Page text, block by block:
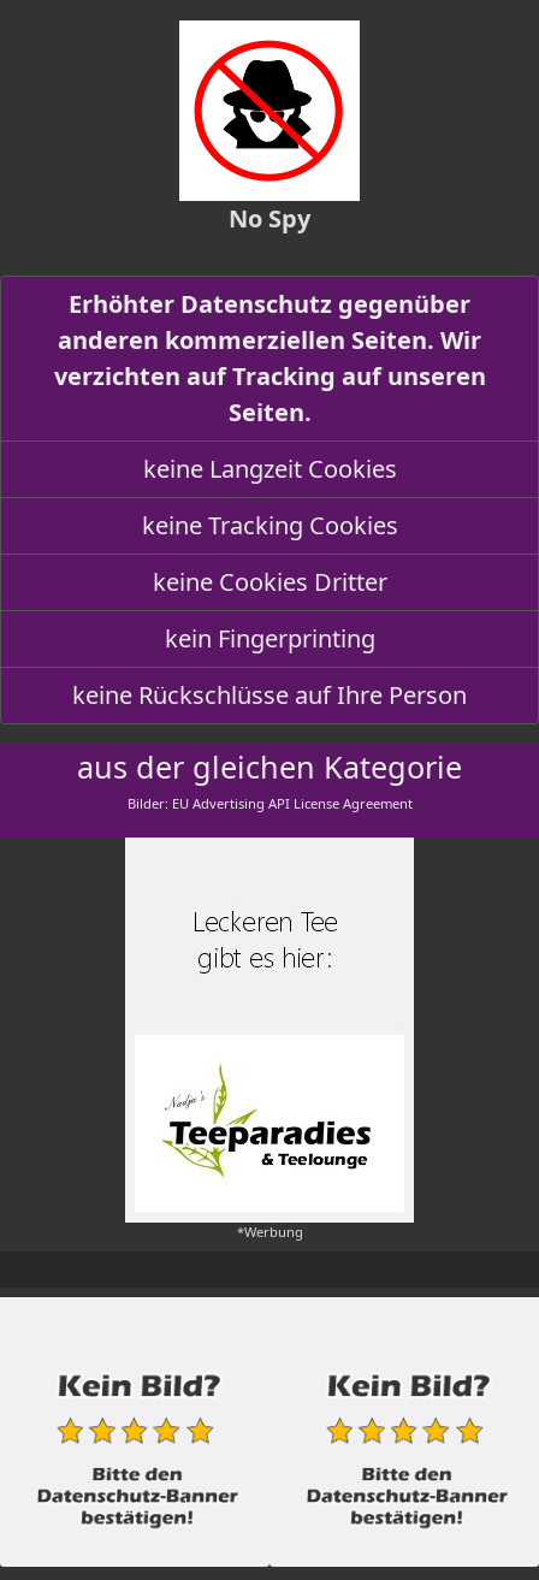
No Spy
Erhöhter Datenschutz gegenüber
anderen kommerziellen Seiten. Wir
verzichten auf Tracking auf unseren
Seiten.
keine Langzeit Cookies
keine Tracking Cookies
keine Cookies Dritter
kein Fingerprinting
keine Rückschlüsse auf Ihre Person
aus der gleichen Kategorie
Bilder: EU Advertising API License Agreement
*Werbung